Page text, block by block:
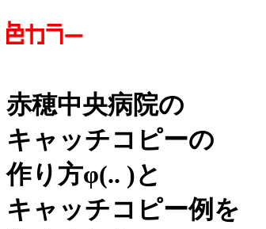
赤穂中央病院の
キャッチコピーの
作り方φ(.. )と
キャッチコピー例を